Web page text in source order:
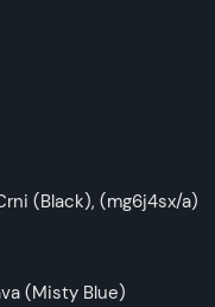
(Black), (mg6j4sx/a)
(Misty Blue)